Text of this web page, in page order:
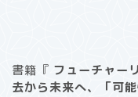
書籍『 フューチャ
去から未来へ、「可